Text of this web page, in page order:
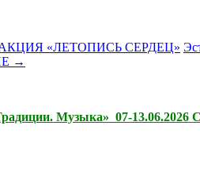
«ЛЕТОПИСЬ СЕРДЕЦ»
→
Музыка» 07-13.06.2026